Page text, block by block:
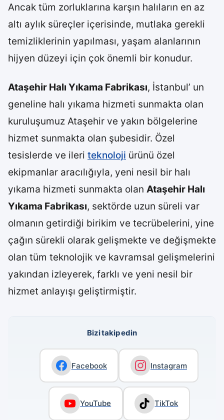
Ancak tüm zorluklarına karşın halıların en az
altı aylık süreçler içerisinde, mutlaka gerekli
temizliklerinin yapılması, yaşam alanlarının
hijyen düzeyi için çok önemli bir konudur.
Ataşehir Halı Yıkama Fabrikası, İstanbul’ un
geneline halı yıkama hizmeti sunmakta olan
kuruluşumuz Ataşehir ve yakın bölgelerine
hizmet sunmakta olan şubesidir. Özel
tesislerde ve ileri teknoloji ürünü özel
ekipmanlar aracılığıyla, yeni nesil bir halı
yıkama hizmeti sunmakta olan Ataşehir Halı
Yıkama Fabrikası, sektörde uzun süreli var
olmanın getirdiği birikim ve tecrübelerini, yine
çağın sürekli olarak gelişmekte ve değişmekte
olan tüm teknolojik ve kavramsal gelişmelerini
yakından izleyerek, farklı ve yeni nesil bir
hizmet anlayışı geliştirmiştir.
Bizi takip edin
Facebook Instagram
YouTube TikTok